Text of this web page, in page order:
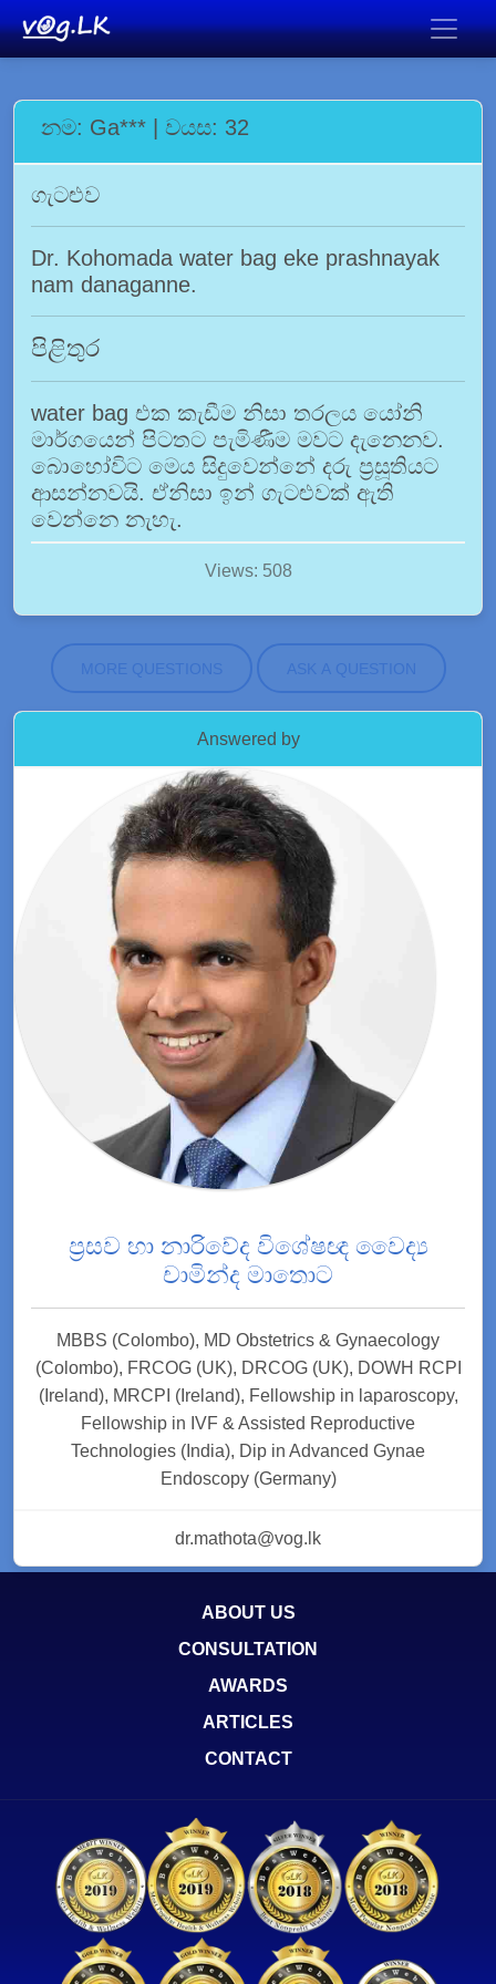
නම: Ga*** | වයස: 32
ගැටළුව
Dr. Kohomada water bag eke prashnayak
nam danaganne.
පිළිතුර
water bag එක කැඩීම නිසා තරලය යෝනි
මාර්ගයෙන් පිටතට පැමිණීම මවට දැනෙනව.
බොහෝවිට මෙය සිදුවෙන්නේ දරු ප්‍රසූතියට
ආසන්නවයි. ඒනිසා ඉන් ගැටළුවක් ඇති
වෙන්නෙ නැහැ.
Views: 508
MORE QUESTIONS ASK A QUESTION
Answered by
ප්‍රසව හා නාරිවේද විශේෂඥ වෛද්‍ය
චාමින්ද මාතොට
MBBS (Colombo), MD Obstetrics & Gynaecology
(Colombo), FRCOG (UK), DRCOG (UK), DOWH RCPI
(Ireland), MRCPI (Ireland), Fellowship in laparoscopy,
Fellowship in IVF & Assisted Reproductive
Technologies (India), Dip in Advanced Gynae
Endoscopy (Germany)
dr.mathota@vog.lk
ABOUT US
CONSULTATION
AWARDS
ARTICLES
CONTACT